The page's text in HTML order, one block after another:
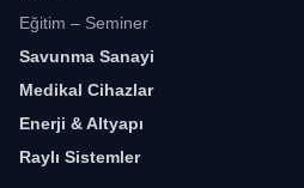
Eğitim – Seminer
Savunma Sanayi
Medikal Cihazlar
Enerji & Altyapı
Raylı Sistemler